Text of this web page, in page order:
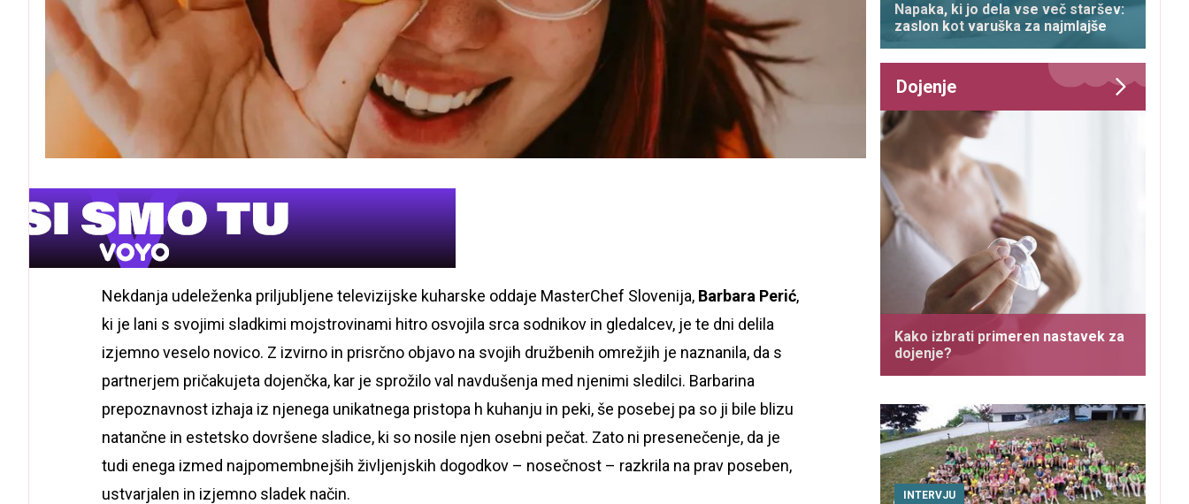
Nekdanja udeleženka priljubljene televizijske kuharske oddaje MasterChef Slovenija, Barbara Perić,
ki je lani s svojimi sladkimi mojstrovinami hitro osvojila srca sodnikov in gledalcev, je te dni delila
izjemno veselo novico. Z izvirno in prisrčno objavo na svojih družbenih omrežjih je naznanila, da s
partnerjem pričakujeta dojenčka, kar je sprožilo val navdušenja med njenimi sledilci. Barbarina
prepoznavnost izhaja iz njenega unikatnega pristopa h kuhanju in peki, še posebej pa so ji bile blizu
natančne in estetsko dovršene sladice, ki so nosile njen osebni pečat. Zato ni presenečenje, da je
tudi enega izmed najpomembnejših življenjskih dogodkov – nosečnost – razkrila na prav poseben,
ustvarjalen in izjemno sladek način.
Napaka, ki jo dela vse več staršev:
zaslon kot varuška za najmlajše
Dojenje
Kako izbrati primeren nastavek za
dojenje?
INTERVJU